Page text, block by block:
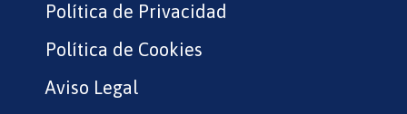
Política de Privacidad
Política de Cookies
Aviso Legal